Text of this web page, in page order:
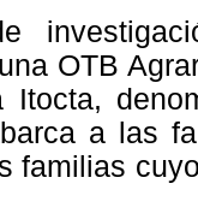
OTB
Itocta,
a las
familias